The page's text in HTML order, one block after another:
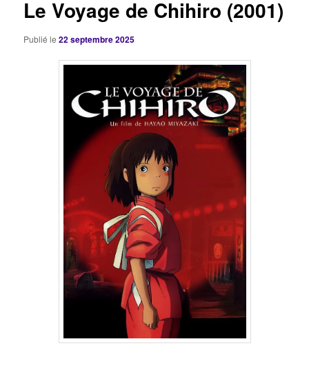
Le Voyage de Chihiro (2001)
Publié le22 septembre 2025